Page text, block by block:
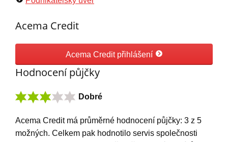
Acema Credit
Acema Credit přihlášení
Hodnocení půjčky
Dobré
Acema Creditmá průměrné hodnocení půjčky: 3 z 5
možných. Celkem pak hodnotilo servis společnosti